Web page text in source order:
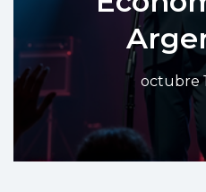
octubre